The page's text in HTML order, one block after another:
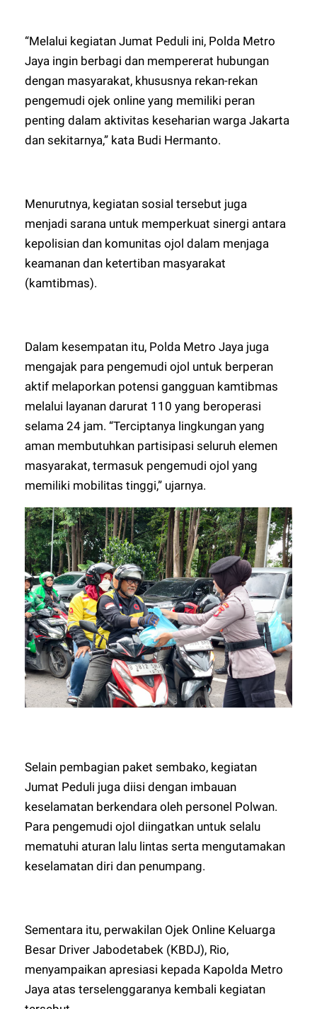
“Melalui kegiatan Jumat Peduli ini, Polda Metro
Jaya ingin berbagi dan mempererat hubungan
dengan masyarakat, khususnya rekan-rekan
pengemudi ojek online yang memiliki peran
penting dalam aktivitas keseharian warga Jakarta
dan sekitarnya,” kata Budi Hermanto.
Menurutnya, kegiatan sosial tersebut juga
menjadi sarana untuk memperkuat sinergi antara
kepolisian dan komunitas ojol dalam menjaga
keamanan dan ketertiban masyarakat
(kamtibmas).
Dalam kesempatan itu, Polda Metro Jaya juga
mengajak para pengemudi ojol untuk berperan
aktif melaporkan potensi gangguan kamtibmas
melalui layanan darurat 110 yang beroperasi
selama 24 jam. “Terciptanya lingkungan yang
aman membutuhkan partisipasi seluruh elemen
masyarakat, termasuk pengemudi ojol yang
memiliki mobilitas tinggi,” ujarnya.
Selain pembagian paket sembako, kegiatan
Jumat Peduli juga diisi dengan imbauan
keselamatan berkendara oleh personel Polwan.
Para pengemudi ojol diingatkan untuk selalu
mematuhi aturan lalu lintas serta mengutamakan
keselamatan diri dan penumpang.
Sementara itu, perwakilan Ojek Online Keluarga
Besar Driver Jabodetabek (KBDJ), Rio,
menyampaikan apresiasi kepada Kapolda Metro
Jaya atas terselenggaranya kembali kegiatan